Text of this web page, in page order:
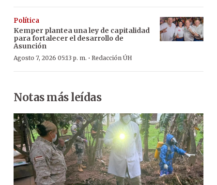
Política
Kemper plantea una ley de capitalidad
para fortalecer el desarrollo de
Asunción
Agosto 7, 2026 05:13 p. m. · Redacción ÚH
Notas más leídas